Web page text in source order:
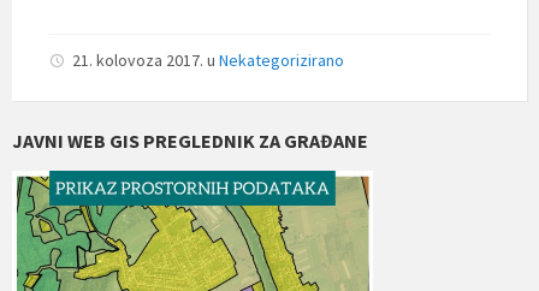
21. kolovoza 2017. u Nekategorizirano
JAVNI WEB GIS PREGLEDNIK ZA GRAĐANE